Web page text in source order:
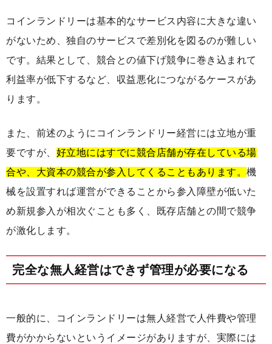
コインランドリーは基本的なサービス内容に大きな違い
がないため、独自のサービスで差別化を図るのが難しい
です。結果として、競合との値下げ競争に巻き込まれて
利益率が低下するなど、収益悪化につながるケースがあ
ります。
また、前述のようにコインランドリー経営には立地が重
要ですが、 好立地にはすでに競合店舗が存在している場
合や、大資本の競合が参入してくることもあります。 機
械を設置すれば運営ができることから参入障壁が低いた
め新規参入が相次ぐことも多く、既存店舗との間で競争
が激化します。
完全な無人経営はできず管理が必要になる
一般的に、コインランドリーは無人経営で人件費や管理
費がかからないというイメージがありますが、実際には